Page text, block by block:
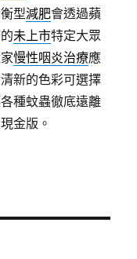
型減肥會透過蘋
未上市特定大眾
慢性咽炎治療應
新的色彩可選擇
種蚊蟲徹底遠離
金版。